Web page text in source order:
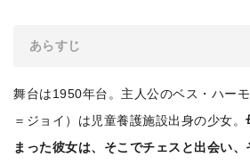
あらすじ
舞台は1950年台。主人公のベス・ハー
＝ジョイ）は児童養護施設出身の少女。
まった彼女は、そこでチェスと出会い